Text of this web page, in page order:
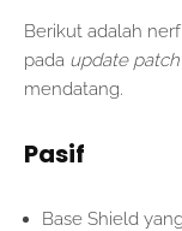
Berikut adalah
pada update patch
mendatang.
Pasif
Base Shield